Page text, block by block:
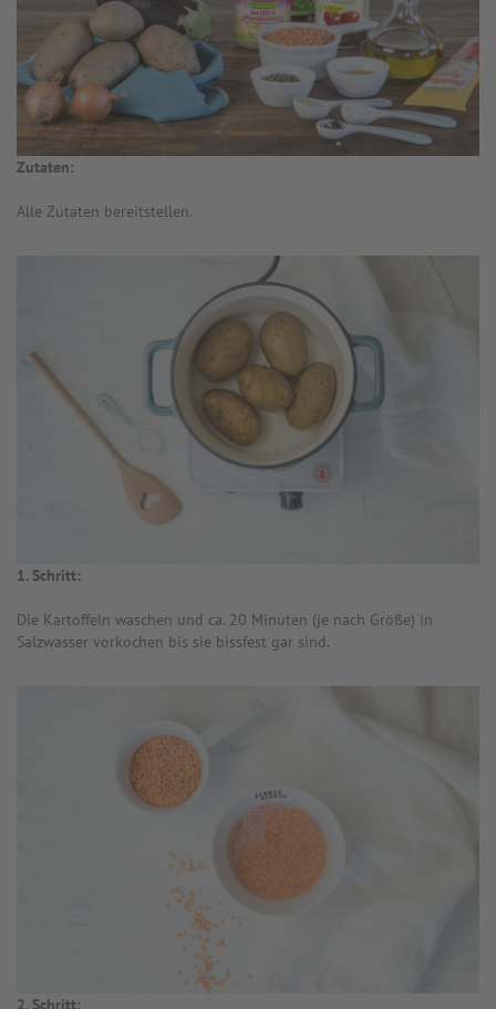
Zutaten:
Alle Zutaten bereitstellen.
1. Schritt:
Die Kartoffeln waschen und ca. 20 Minuten (je nach Größe) in
Salzwasser vorkochen bis sie bissfest gar sind.
2. Schritt: